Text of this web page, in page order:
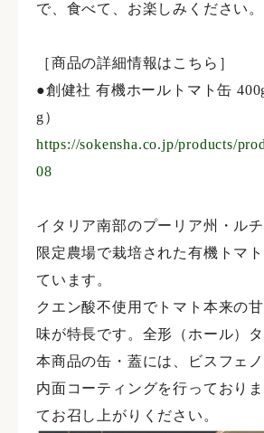
で、食べて、お楽しみください。
［商品の詳細情報はこちら］
●創健社 有機ホールトマト缶
g）
https://sokensha.co.jp/products/
08
イタリア南部のプーリア州・ル
限定農場で栽培された有機トマ
ています。
クエン酸不使用でトマト本来の
味が特長です。全形（ホール）タ
本商品の缶・蓋には、ビスフェ
内面コーティングを行っており
てお召し上がりください。